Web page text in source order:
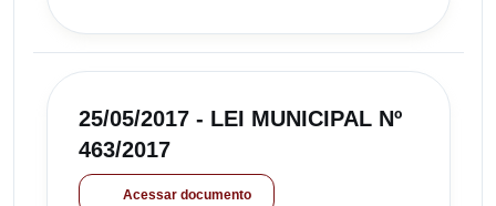
25/05/2017 - LEI MUNICIPAL Nº
463/2017
Acessar documento